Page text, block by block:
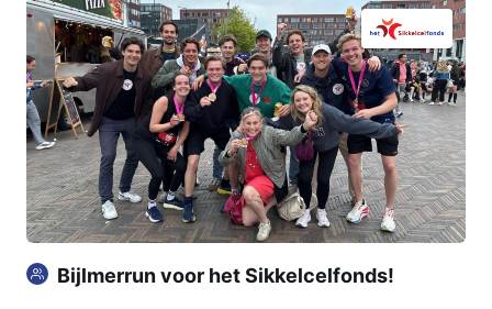
Bijlmerrun voor het Sikkelcelfonds!